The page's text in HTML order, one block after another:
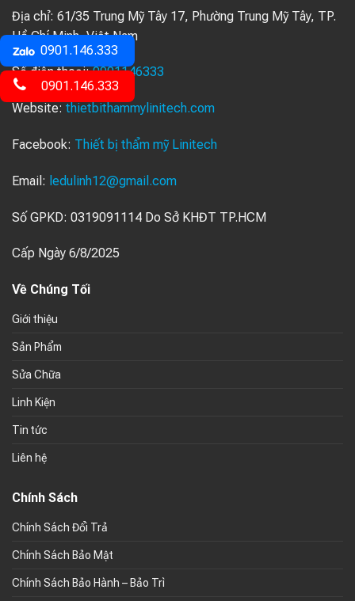
Địa chỉ: 61/35 Trung Mỹ Tây 17, Phường Trung Mỹ Tây, TP.
Hồ Chí Minh, Việt Nam
Số điện thoại: 0901146333
Website: thietbithammylinitech.com
Facebook: Thiết bị thẩm mỹ Linitech
Email: ledulinh12@gmail.com
Số GPKD: 0319091114 Do Sở KHĐT TP.HCM
Cấp Ngày 6/8/2025
Về Chúng Tối
Giới thiệu
Sản Phẩm
Sửa Chữa
Linh Kiện
Tin tức
Liên hệ
Chính Sách
Chính Sách Đổi Trả
Chính Sách Bảo Mật
Chính Sách Bảo Hành – Bảo Trì
0901.146.333
0901.146.333